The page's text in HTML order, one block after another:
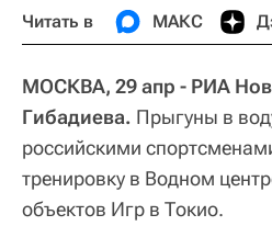
Читать в МАКС
МОСКВА, 29 апр - РИА
Гибадиева. Прыгуны в
российскими
тренировку в Водном
объектов Игр в Токио.